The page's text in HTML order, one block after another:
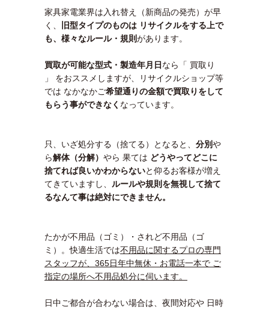
家具家電業界は入れ替え（新商品の発売）が早
く、
旧型タイプのものは リサイクルをする上で
も、様々なルール・規則があります。
買取が可能な型式・製造年月日 なら「 買取り
」 をおススメしますが、リサイクルショップ等
では なかなかご希望通りの金額で買取りをして
もらう事ができなく なっています。
只、いざ処分する（捨てる）となると、 分別や
ら解体（分解） やら 果ては どうやってどこに
捨てれば良いかわからないと仰るお客様が増え
てきていますし、 ルールや規則を無視して捨て
るなんて事は絶対にできません。
たかが不用品（ゴミ）・されど不用品（ゴ
ミ）。快適生活では不用品に関するプロの専門
スタッフが、365日年中無休・お電話一本で ご
指定の場所へ不用品処分に伺います。
日中ご都合が合わない場合は、夜間対応や 日時